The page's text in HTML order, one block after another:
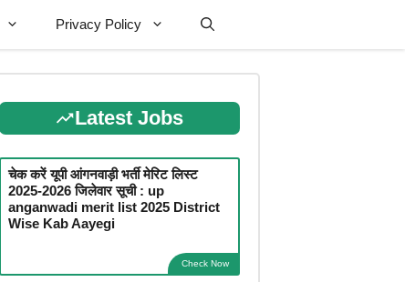
Privacy Policy
Latest Jobs
चेक करें यूपी आंगनवाड़ी भर्ती मेरिट लिस्ट
2025-2026 जिलेवार सूची : up
anganwadi merit list 2025 District
Wise Kab Aayegi
Check Now